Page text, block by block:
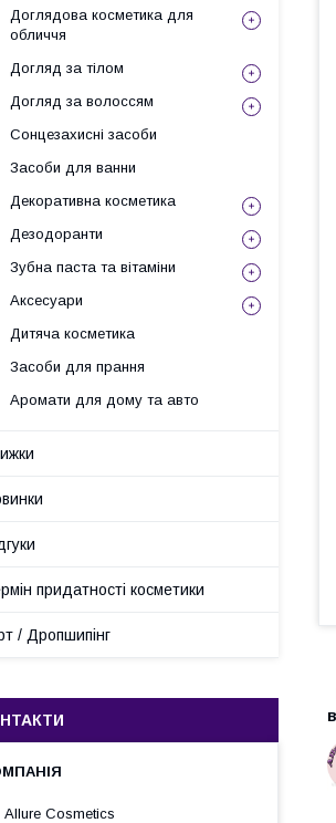
Доглядова косметика для
обличчя
Догляд за тілом
Догляд за волоссям
Сонцезахисні засоби
Засоби для ванни
Декоративна косметика
Дезодоранти
Зубна паста та вітаміни
Аксесуари
Дитяча косметика
Засоби для прання
Аромати для дому та авто
придатності косметики
/ Дропшипінг
Allure Cosmetics